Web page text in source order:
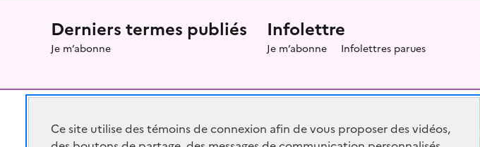
Menu prefooter
Derniers termes publiés
Je m’abonne
Infolettre
Je m’abonne Infolettres parues
Ce site utilise des témoins de connexion afin de vous proposer des vidéos,